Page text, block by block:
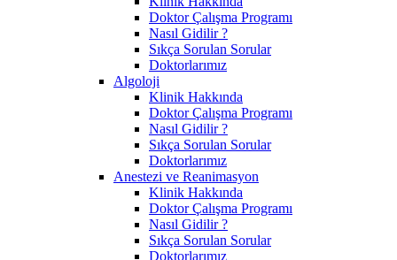
Doktor Çalışma Programı
Nasıl Gidilir ?
Sıkça Sorulan Sorular
Doktorlarımız
Algoloji
Klinik Hakkında
Doktor Çalışma Programı
Nasıl Gidilir ?
Sıkça Sorulan Sorular
Doktorlarımız
Anestezi ve Reanimasyon
Klinik Hakkında
Doktor Çalışma Programı
Nasıl Gidilir ?
Sıkça Sorulan Sorular
Doktorlarımız